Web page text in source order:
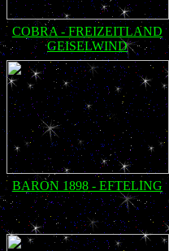
COBRA - FREIZEITLAND
GEISELWIND
BARON 1898 - EFTELING